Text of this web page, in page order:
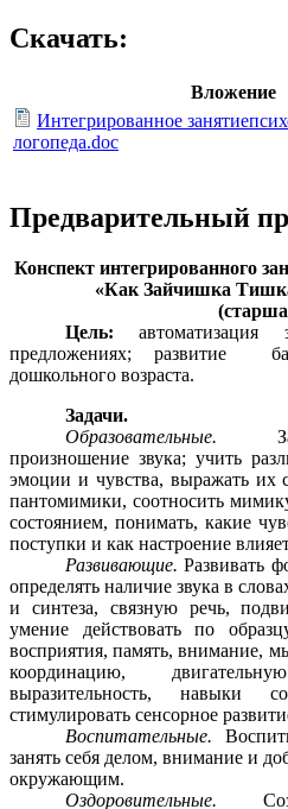
Скачать:
Вложение
Интегрированное
логопеда.doc
Предварительный
Конспект интегрированного
«Как Зайчишка
Цель:
предложениях; развитие
дошкольного возраста.
Задачи.
Образовательные.
произношение звука; учить
эмоции и чувства, выражать
пантомимики, соотносить
состоянием, понимать, какие
поступки и как настроение
Развивающие.Развивать
определять наличие звука в
и синтеза, связную речь,
умение действовать по
восприятия, память, внимание,
координацию,
выразительность, навыки
стимулировать сенсорное
Воспитательные.
занять себя делом, внимание и
окружающим.
Оздоровительные.